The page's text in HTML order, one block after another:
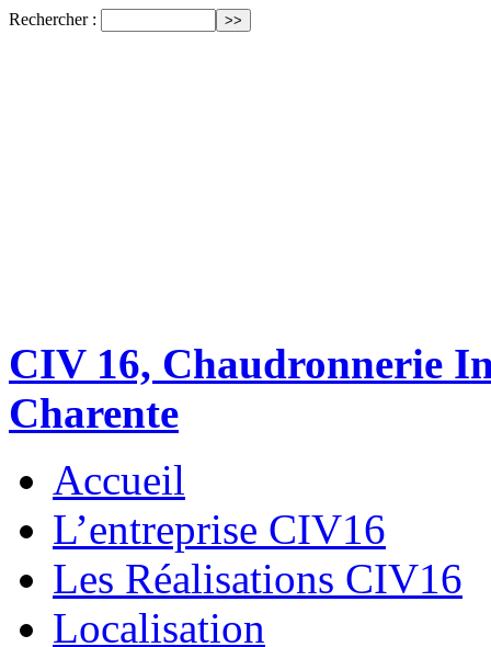
Rechercher :
CIV 16, Chaudronnerie
Charente
Accueil
L’entreprise CIV16
Les Réalisations CIV16
Localisation